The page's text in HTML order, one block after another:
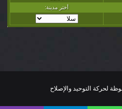
لحركة التوحيد والإصلاح